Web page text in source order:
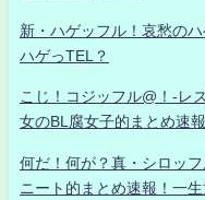
新・ハゲッフル！哀愁の
ハゲっTEL？
こじ！コジッフル@！-レ
女のBL腐女子的まとめ速
何だ！何が？真・シロ
ニート的まとめ速報！一